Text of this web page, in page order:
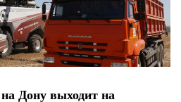
Дону выходит на